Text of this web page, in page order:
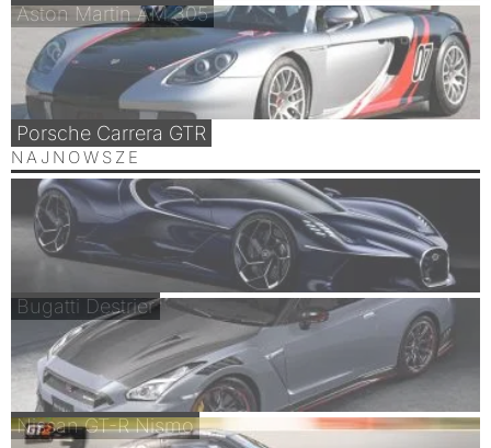
Aston Martin AM 305
Porsche Carrera GTR
NAJNOWSZE
Bugatti Destrier
Nissan GT-R Nismo